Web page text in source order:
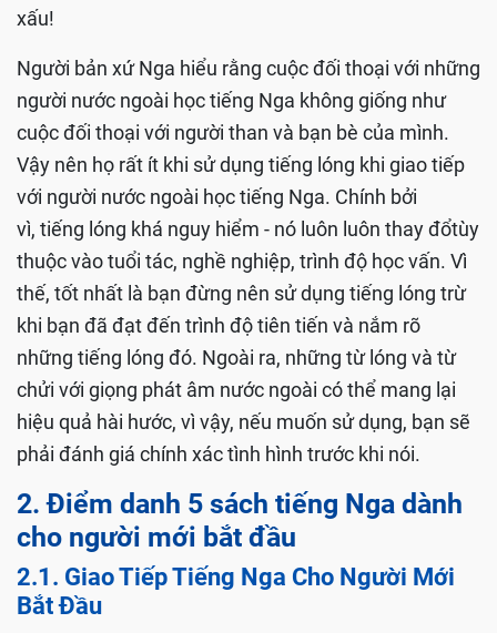
xấu!
Người bản xứ Nga hiểu rằng cuộc đối thoại với những
người nước ngoài học tiếng Nga không giống như
cuộc đối thoại với người than và bạn bè của mình.
Vậy nên họ rất ít khi sử dụng tiếng lóng khi giao tiếp
với người nước ngoài học tiếng Nga. Chính bởi
vì, tiếng lóng khá nguy hiểm - nó luôn luôn thay đổtùy
thuộc vào tuổi tác, nghề nghiệp, trình độ học vấn. Vì
thế, tốt nhất là bạn đừng nên sử dụng tiếng lóng trừ
khi bạn đã đạt đến trình độ tiên tiến và nắm rõ
những tiếng lóng đó. Ngoài ra, những từ lóng và từ
chửi với giọng phát âm nước ngoài có thể mang lại
hiệu quả hài hước, vì vậy, nếu muốn sử dụng, bạn sẽ
phải đánh giá chính xác tình hình trước khi nói.
2. Điểm danh 5 sách tiếng Nga dành
cho người mới bắt đầu
2.1. Giao Tiếp Tiếng Nga Cho Người Mới
Bắt Đầu